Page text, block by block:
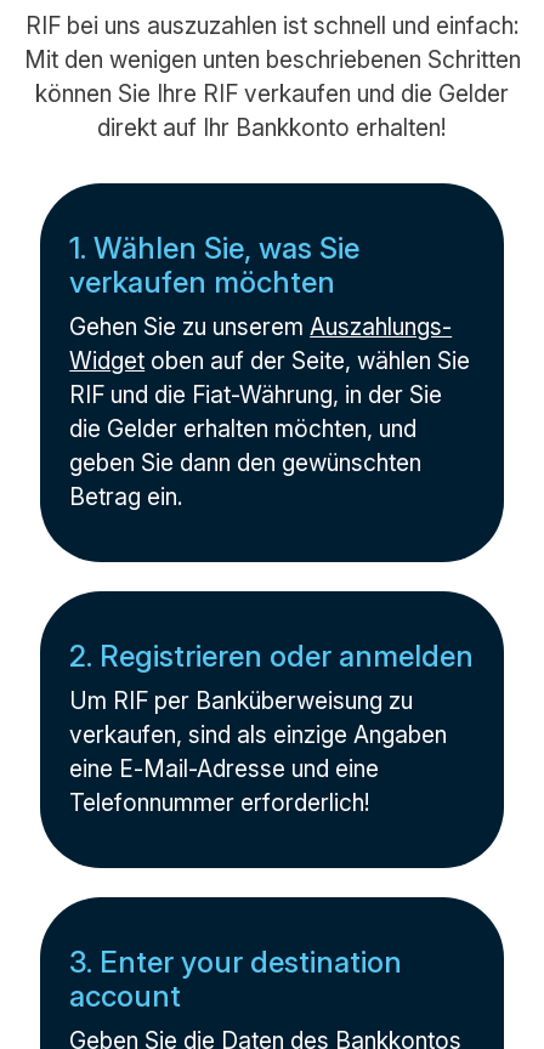
RIF bei uns auszuzahlen ist schnell und einfach:
Mit den wenigen unten beschriebenen Schritten
können Sie Ihre RIF verkaufen und die Gelder
direkt auf Ihr Bankkonto erhalten!
1. Wählen Sie, was Sie
verkaufen möchten
Gehen Sie zu unseremAuszahlungs-
Widget oben auf der Seite, wählen Sie
RIF und die Fiat-Währung, in der Sie
die Gelder erhalten möchten, und
geben Sie dann den gewünschten
Betrag ein.
2. Registrieren oder anmelden
Um RIF per Banküberweisung zu
verkaufen, sind als einzige Angaben
eine E-Mail-Adresse und eine
Telefonnummer erforderlich!
3. Enter your destination
account
Geben Sie die Daten des Bankkontos